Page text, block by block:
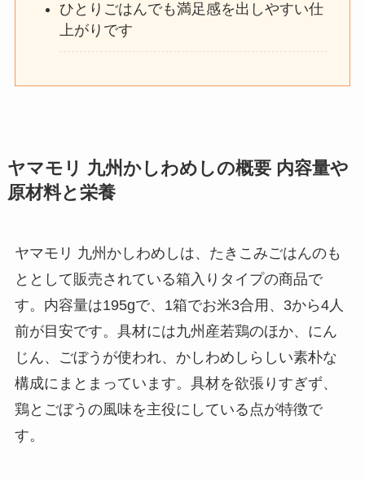
ひとりごはんでも満足感を出しやすい仕
上がりです
ヤマモリ 九州かしわめしの概要 内容量や
原材料と栄養
ヤマモリ 九州かしわめしは、たきこみごはんのも
ととして販売されている箱入りタイプの商品で
す。内容量は195gで、1箱でお米3合用、3から4人
前が目安です。具材には九州産若鶏のほか、にん
じん、ごぼうが使われ、かしわめしらしい素朴な
構成にまとまっています。具材を欲張りすぎず、
鶏とごぼうの風味を主役にしている点が特徴で
す。